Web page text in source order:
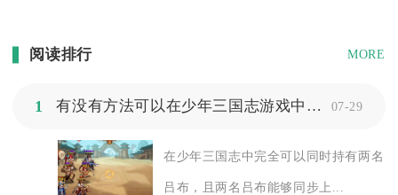
阅读排行 MORE
1 有没有方法可以在少年三国志游戏中拥有两个吕布 07-29
在少年三国志中完全可以同时持有两名
吕布，且两名吕布能够同步上...